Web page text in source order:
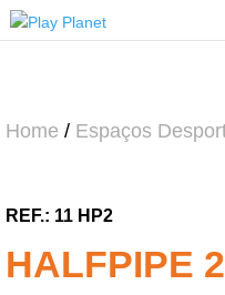
Home / Espaços
11 HP2
HALFPIPE